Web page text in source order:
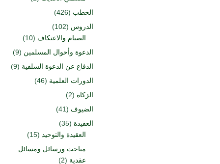
الخطب (426)
الدروس (102)
الصيام والاعتكاف (10)
الدعوة وأحوال المسلمين (9)
الدفاع عن الدعوة السلفية (9)
الدورات العلمية (46)
الزكاة (2)
الضيوف (41)
العقيدة (35)
العقيدة والتوحيد (15)
مباحث ورسائل ومسائل
عقدية (2)